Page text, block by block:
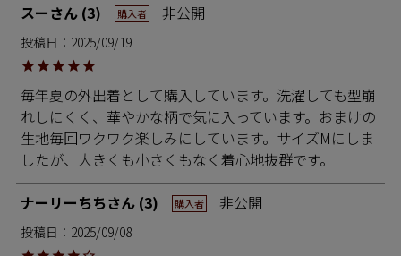
スー 3 購入者 非公開
投稿日 2025/09/19
毎年夏の外出着として購入しています。洗濯しても型崩
れしにくく、華やかな柄で気に入っています。おまけの
生地毎回ワクワク楽しみにしています。サイズMにしま
したが、大きくも小さくもなく着心地抜群です。
ナーリーちち 3 購入者 非公開
投稿日 2025/09/08